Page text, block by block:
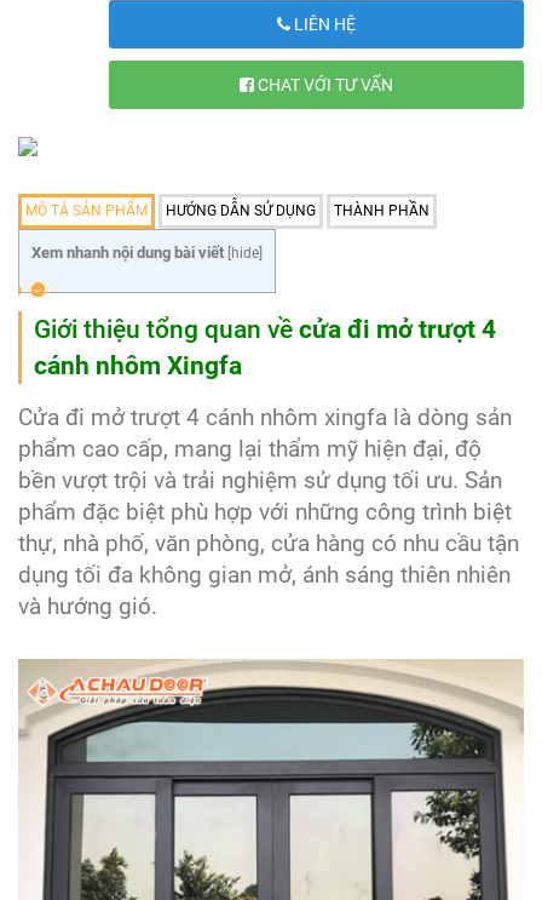
LIÊN HỆ
CHAT VỚI TƯ VẤN
MÔ TẢ SẢN PHẨM HƯỚNG DẪN SỬ DỤNG THÀNH PHẦN
Xem nhanh nội dung bài viết hide
Giới thiệu tổng quan về cửa đi mở trượt 4
cánh nhôm Xingfa
Cửa đi mở trượt 4 cánh nhôm xingfa là dòng sản
phẩm cao cấp, mang lại thẩm mỹ hiện đại, độ
bền vượt trội và trải nghiệm sử dụng tối ưu. Sản
phẩm đặc biệt phù hợp với những công trình biệt
thự, nhà phố, văn phòng, cửa hàng có nhu cầu tận
dụng tối đa không gian mở, ánh sáng thiên nhiên
và hướng gió.